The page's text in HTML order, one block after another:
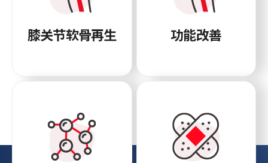
膝关节软骨再生 功能改善